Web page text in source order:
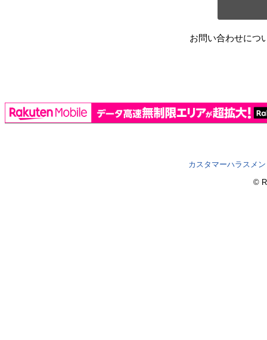
お問い合わせにつ
カスタマーハラスメ
©